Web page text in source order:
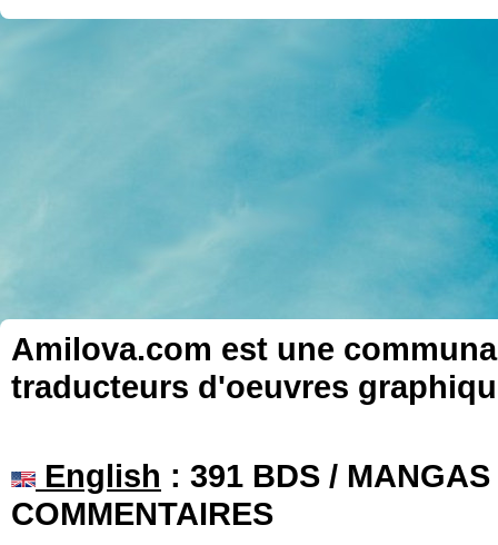
Amilova.com est une
traducteurs d'oeuvres
English : 391 BDS /
COMMENTAIRES